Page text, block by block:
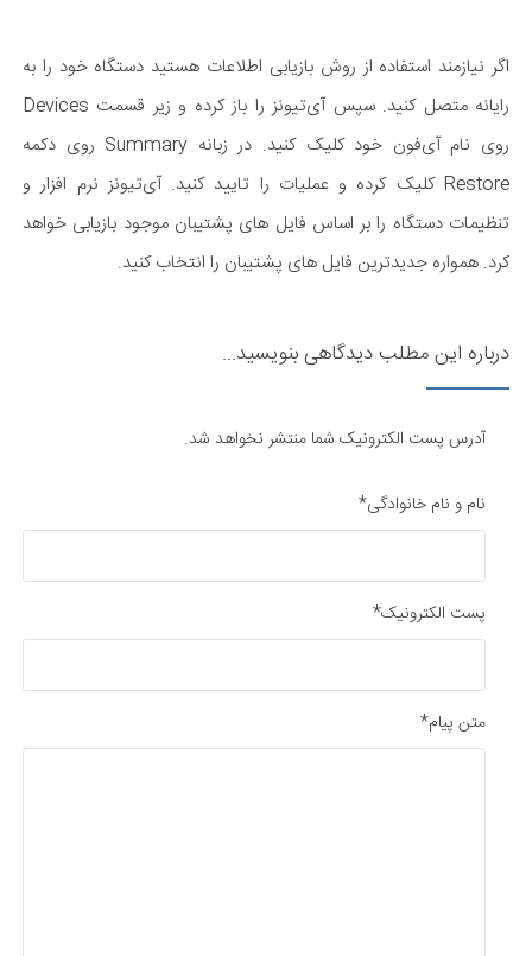
اگر نیازمند استفاده از روش بازیابی اطلاعات هستید دستگاه خود را به
رایانه متصل کنید. سپس آی‌تیونز را باز کرده و زیر قسمت Devices
روی نام آی‌فون خود کلیک کنید. در زبانه Summary روی دکمه
Restore کلیک کرده و عملیات را تایید کنید. آی‌تیونز نرم افزار و
تنظیمات دستگاه را بر اساس فایل های پشتیبان موجود بازیابی خواهد
کرد. همواره جدیدترین فایل های پشتیبان را انتخاب کنید.
درباره این مطلب دیدگاهی بنویسید...
آدرس پست الکترونیک شما منتشر نخواهد شد.
نام و نام خانوادگی*
پست الکترونیک*
متن پیام*